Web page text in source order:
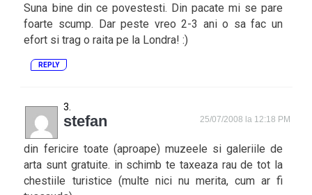
Suna bine din ce povestesti. Din pacate mi se pare
foarte scump. Dar peste vreo 2-3 ani o sa fac un
efort si trag o raita pe la Londra! :)
REPLY
stefan 25/07/2008 la 12:18 PM
din fericire toate (aproape) muzeele si galeriile de
arta sunt gratuite. in schimb te taxeaza rau de tot la
chestiile turistice (multe nici nu merita, cum ar fi